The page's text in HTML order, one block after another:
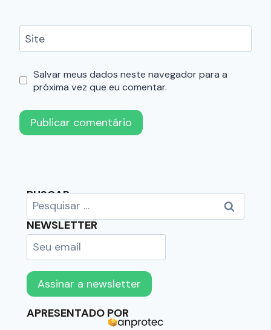
Site
Salvar meus dados neste navegador para a
próxima vez que eu comentar.
BUSCAR
NEWSLETTER
APRESENTADO POR